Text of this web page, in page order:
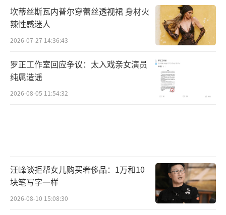
坎蒂丝斯瓦内普尔穿蕾丝透视裙 身材火
辣性感迷人
2026-07-27 14:36:43
罗正工作室回应争议：太入戏亲女演员
纯属造谣
2026-08-05 11:54:32
汪峰谈拒帮女儿购买奢侈品：1万和10
块笔写字一样
2026-08-10 15:08:30